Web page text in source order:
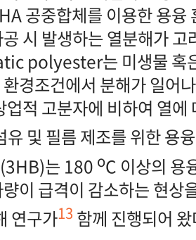
공중합체를 이용한 용융
시 발생하는 열분해가
polyester는 미생물 혹
경조건에서 분해가 일어
업적 고분자에 비하여 열
유 및 필름 제조를 위한 용
는 180 oC 이상의 용
이 급격이 감소하는 현상
연구가13 함께 진행되어